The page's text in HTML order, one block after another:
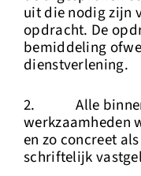
uit die nodig zijn
opdracht. De
bemiddeling
dienstverlening.
2. Alle binnen
werkzaamheden
en zo concreet
schriftelijk